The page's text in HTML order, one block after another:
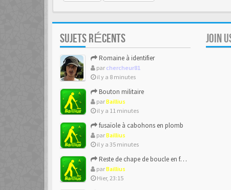
SUJETS RÉCENTS
Romaine à identifier
par chercheur81
il y a 8 minutes
Bouton militaire
parBaillius
il y a 11 minutes
fusaïole à cabohons en plomb
parBaillius
il y a 35 minutes
Reste de chape de boucle en forme de ??
parBaillius
Hier, 23:15
JOIN